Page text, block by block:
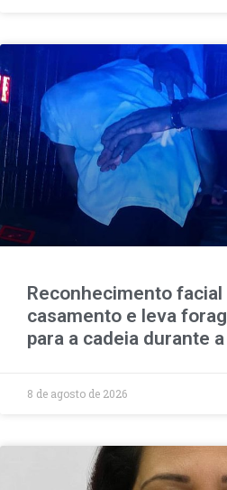
Reconhecimento facial
casamento e leva
para a cadeia durante
8 de agosto de 2026